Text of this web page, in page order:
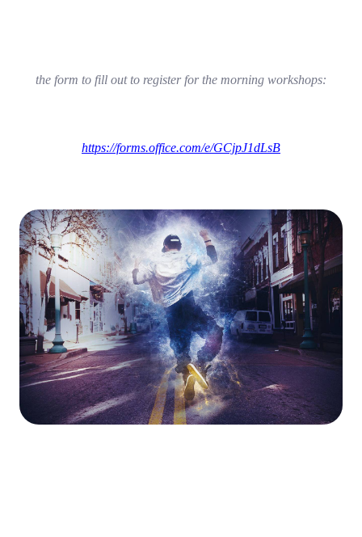
the form to fill out to register for the morning workshops:
https://forms.office.com/e/GCjpJ1dLsB